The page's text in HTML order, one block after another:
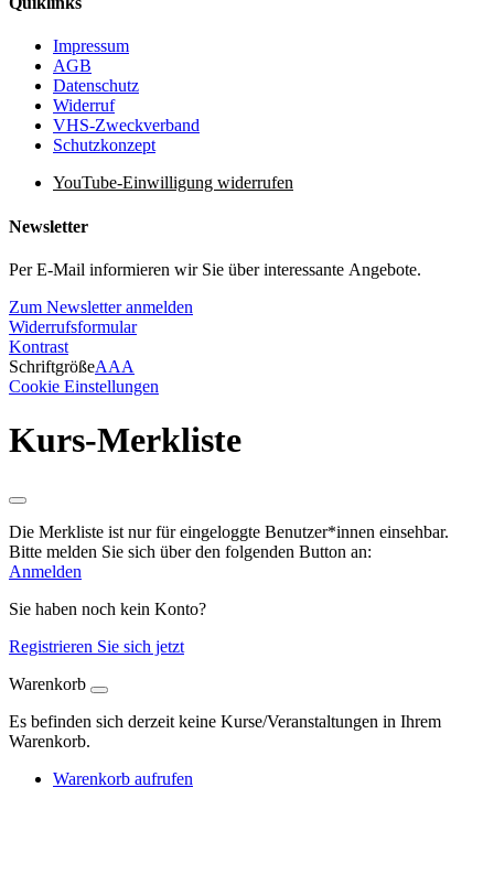
Impressum
AGB
Datenschutz
Widerruf
VHS-Zweckverband
Schutzkonzept
YouTube-Einwilligung widerrufen
Newsletter
Per E-Mail informieren wir Sie über interessante Angebote.
Zum Newsletter anmelden
Widerrufsformular
Kontrast
SchriftgrößeAAA
Cookie Einstellungen
Kurs-Merkliste
Die Merkliste ist nur für eingeloggte Benutzer*innen einsehbar.
Bitte melden Sie sich über den folgenden Button an:
Anmelden
Sie haben noch kein Konto?
Registrieren Sie sich jetzt
Warenkorb
Es befinden sich derzeit keine Kurse/Veranstaltungen in Ihrem
Warenkorb.
Warenkorb aufrufen